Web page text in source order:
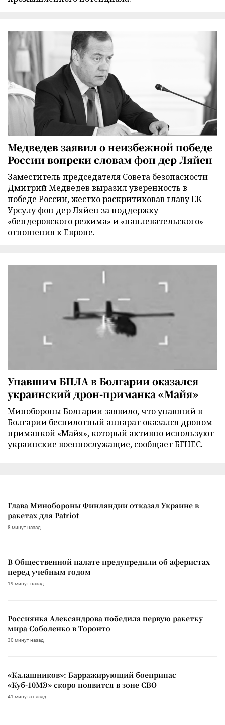
Медведев заявил о неизбежной победе
России вопреки словам фон дер Ляйен
Заместитель председателя Совета безопасности
Дмитрий Медведев выразил уверенность в
победе России, жестко раскритиковав главу ЕК
Урсулу фон дер Ляйен за поддержку
«бендеровского режима» и «наплевательского»
отношения к Европе.
Упавшим БПЛА в Болгарии оказался
украинский дрон-приманка «Майя»
Минобороны Болгарии заявило, что упавший в
Болгарии беспилотный аппарат оказался дроном-
приманкой «Майя», который активно используют
украинские военнослужащие, сообщает БГНЕС.
Глава Минобороны Финляндии отказал Украине в
ракетах для Patriot
8 минут назад
В Общественной палате предупредили об аферистах
перед учебным годом
19 минут назад
Россиянка Александрова победила первую ракетку
мира Соболенко в Торонто
30 минут назад
«Калашников»: Барражирующий боеприпас
«Куб-10МЭ» скоро появится в зоне СВО
41 минута назад